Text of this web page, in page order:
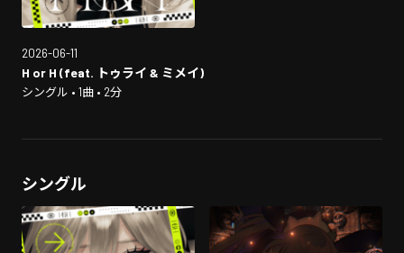
2026-06-11
H or H (feat. トゥライ & ミメイ)
シングル • 1曲 • 2分
シングル